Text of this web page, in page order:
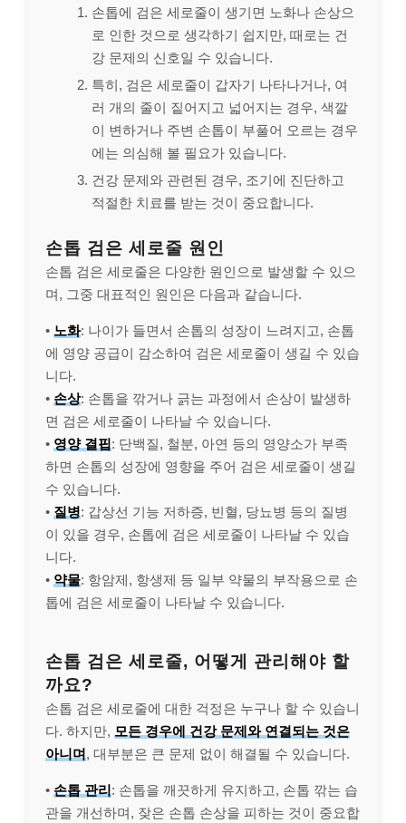
손톱에 검은 세로줄이 생기면 노화나 손상으
로 인한 것으로 생각하기 쉽지만, 때로는 건
강 문제의 신호일 수 있습니다.
특히, 검은 세로줄이 갑자기 나타나거나, 여
러 개의 줄이 짙어지고 넓어지는 경우, 색깔
이 변하거나 주변 손톱이 부풀어 오르는 경우
에는 의심해 볼 필요가 있습니다.
건강 문제와 관련된 경우, 조기에 진단하고
적절한 치료를 받는 것이 중요합니다.
손톱 검은 세로줄 원인
손톱 검은 세로줄은 다양한 원인으로 발생할 수 있으
며, 그중 대표적인 원인은 다음과 같습니다.
• 노화: 나이가 들면서 손톱의 성장이 느려지고, 손톱
에 영양 공급이 감소하여 검은 세로줄이 생길 수 있습
니다.
• 손상: 손톱을 깎거나 긁는 과정에서 손상이 발생하
면 검은 세로줄이 나타날 수 있습니다.
• 영양 결핍: 단백질, 철분, 아연 등의 영양소가 부족
하면 손톱의 성장에 영향을 주어 검은 세로줄이 생길
수 있습니다.
• 질병: 갑상선 기능 저하증, 빈혈, 당뇨병 등의 질병
이 있을 경우, 손톱에 검은 세로줄이 나타날 수 있습
니다.
• 약물: 항암제, 항생제 등 일부 약물의 부작용으로 손
톱에 검은 세로줄이 나타날 수 있습니다.
손톱 검은 세로줄, 어떻게 관리해야 할
까요?
손톱 검은 세로줄에 대한 걱정은 누구나 할 수 있습니
다. 하지만, 모든 경우에 건강 문제와 연결되는 것은
아니며, 대부분은 큰 문제 없이 해결될 수 있습니다.
• 손톱 관리: 손톱을 깨끗하게 유지하고, 손톱 깎는 습
관을 개선하며, 잦은 손톱 손상을 피하는 것이 중요합